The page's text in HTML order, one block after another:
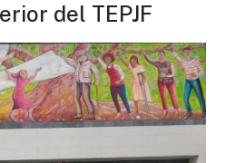
del TEPJF